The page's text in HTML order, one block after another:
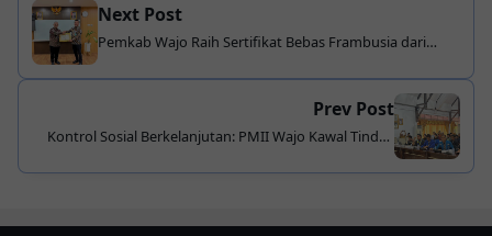
Next Post
Pemkab Wajo Raih Sertifikat Bebas Frambusia dari
Prev Post
Kontrol Sosial Berkelanjutan: PMII Wajo Kawal Tindak